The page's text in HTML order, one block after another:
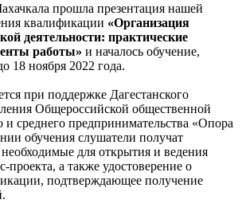
прошла презентация нашей
квалификации «Организация
деятельности: практические
работы» и началось обучение,
18 ноября 2022 года.
при поддержке Дагестанского
Общероссийской общественной
и среднего предпринимательства «Опора
обучения слушатели получат
для открытия и ведения
проекта, а также удостоверение о
подтверждающее получение